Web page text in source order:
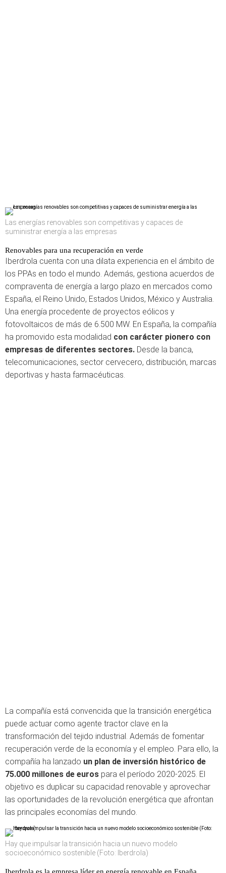
Las energías renovables son competitivas y capaces de
suministrar energía a las empresas
Renovables para una recuperación en verde
Iberdrola cuenta con una dilata experiencia en el ámbito de
los PPAs en todo el mundo. Además, gestiona acuerdos de
compraventa de energía a largo plazo en mercados como
España, el Reino Unido, Estados Unidos, México y Australia.
Una energía procedente de proyectos eólicos y
fotovoltaicos de más de 6.500 MW. En España, la compañía
ha promovido esta modalidad con carácter pionero con
empresas de diferentes sectores. Desde la banca,
telecomunicaciones, sector cervecero, distribución, marcas
deportivas y hasta farmacéuticas.
La compañía está convencida que la transición energética
puede actuar como agente tractor clave en la
transformación del tejido industrial. Además de fomentar
recuperación verde de la economía y el empleo. Para ello, la
compañía ha lanzado un plan de inversión histórico de
75.000 millones de euros para el período 2020-2025. El
objetivo es duplicar su capacidad renovable y aprovechar
las oportunidades de la revolución energética que afrontan
las principales economías del mundo.
Hay que impulsar la transición hacia un nuevo modelo
socioeconómico sostenible (Foto: Iberdrola)